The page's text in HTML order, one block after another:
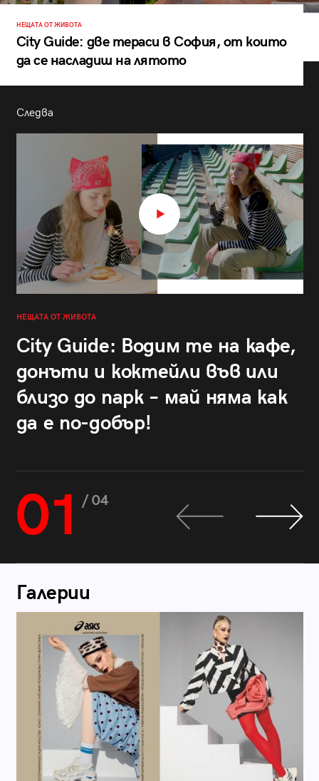
НЕЩАТА ОТ ЖИВОТА
City Guide: две тераси в София, от които
да се насладиш на лятото
Следва
НЕЩАТА ОТ ЖИВОТА
City Guide: Водим те на кафе,
донъти и коктейли във или
близо до парк – май няма как
да е по-добър!
01 / 04
Галерии